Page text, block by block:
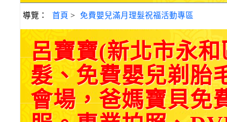
導覽： 首頁 > 免費嬰兒滿月理髮祝福活動專區
呂寶寶(新北市永
髮、免費嬰兒剃胎
會場，爸媽寶貝免